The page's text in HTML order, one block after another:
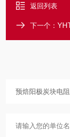
返回列表
下一个：